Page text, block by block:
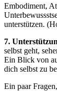
Embodiment,
unterstützen.
7.
selbst geht,
Ein Blick von
dich selbst zu
Ein paar